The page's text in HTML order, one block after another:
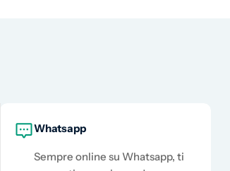
Whatsapp
Sempre online su Whatsapp, ti